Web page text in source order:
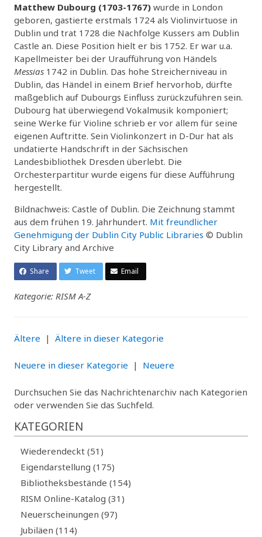
Matthew Dubourg (1703-1767) wurde in London
geboren, gastierte erstmals 1724 als Violinvirtuose in
Dublin und trat 1728 die Nachfolge Kussers am Dublin
Castle an. Diese Position hielt er bis 1752. Er war u.a.
Kapellmeister bei der Uraufführung von Händels
Messias 1742 in Dublin. Das hohe Streicherniveau in
Dublin, das Händel in einem Brief hervorhob, dürfte
maßgeblich auf Dubourgs Einfluss zurückzuführen sein.
Dubourg hat überwiegend Vokalmusik komponiert;
seine Werke für Violine schrieb er vor allem für seine
eigenen Auftritte. Sein Violinkonzert in D-Dur hat als
undatierte Handschrift in der Sächsischen
Landesbibliothek Dresden überlebt. Die
Orchesterpartitur wurde eigens für diese Aufführung
hergestellt.
Bildnachweis: Castle of Dublin. Die Zeichnung stammt
aus dem frühen 19. Jahrhundert. Mit freundlicher
Genehmigung der Dublin City Public Libraries © Dublin
City Library and Archive
Share Tweet Email
Kategorie: RISM A-Z
Ältere | Ältere in dieser Kategorie
Neuere in dieser Kategorie | Neuere
Durchsuchen Sie das Nachrichtenarchiv nach Kategorien
oder verwenden Sie das Suchfeld.
KATEGORIEN
Wiederendeckt (51)
Eigendarstellung (175)
Bibliotheksbestände (154)
RISM Online-Katalog (31)
Neuerscheinungen (97)
Jubiläen (114)